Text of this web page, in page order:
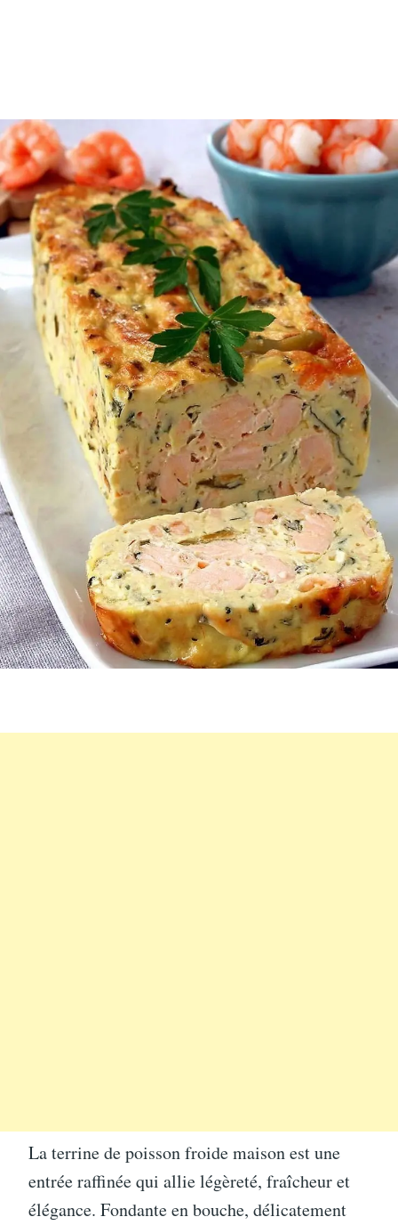
La terrine de poisson froide maison est une
entrée raffinée qui allie légèreté, fraîcheur et
élégance. Fondante en bouche, délicatement